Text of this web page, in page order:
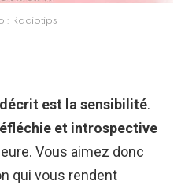
: Radiotips
est la sensibilité.
et introspective
Vous aimez donc
qui vous rendent